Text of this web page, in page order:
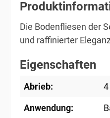
Die Bodenfliesen der
und raffinierter
Eigenschaften
Abrieb: 4
Anwendung: